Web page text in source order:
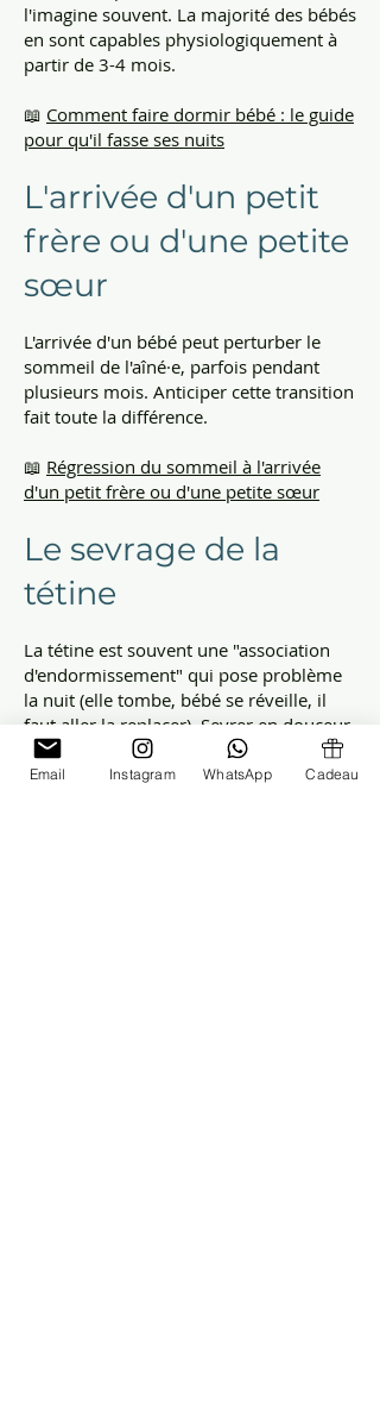
l'imagine souvent. La majorité des bébés
en sont capables physiologiquement à
partir de 3-4 mois.
📖 Comment faire dormir bébé : le guide
pour qu'il fasse ses nuits
L'arrivée d'un petit
frère ou d'une petite
sœur
L'arrivée d'un bébé peut perturber le
sommeil de l'aîné·e, parfois pendant
plusieurs mois. Anticiper cette transition
fait toute la différence.
📖 Régression du sommeil à l'arrivée
d'un petit frère ou d'une petite sœur
Le sevrage de la
tétine
La tétine est souvent une "association
d'endormissement" qui pose problème
la nuit (elle tombe, bébé se réveille, il
faut aller la replacer). Sevrer en douceur
est possible à différents âges.
Email Instagram WhatsApp Cadeau